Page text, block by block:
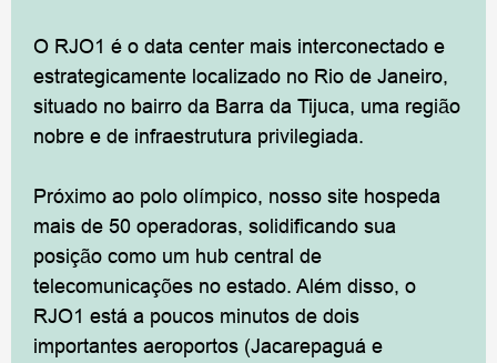
O RJO1 é o data center mais interconectado e
estrategicamente localizado no Rio de Janeiro,
situado no bairro da Barra da Tijuca, uma região
nobre e de infraestrutura privilegiada.
Próximo ao polo olímpico, nosso site hospeda
mais de 50 operadoras, solidificando sua
posição como um hub central de
telecomunicações no estado. Além disso, o
RJO1 está a poucos minutos de dois
importantes aeroportos (Jacarepaguá e